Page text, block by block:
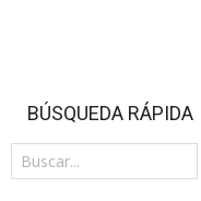
BÚSQUEDA RÁPIDA